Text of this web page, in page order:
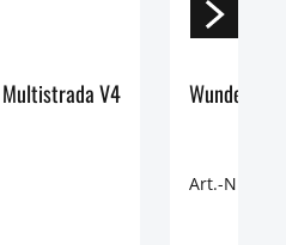
Multistrada V4 Wunderlich
Art.-Nr.